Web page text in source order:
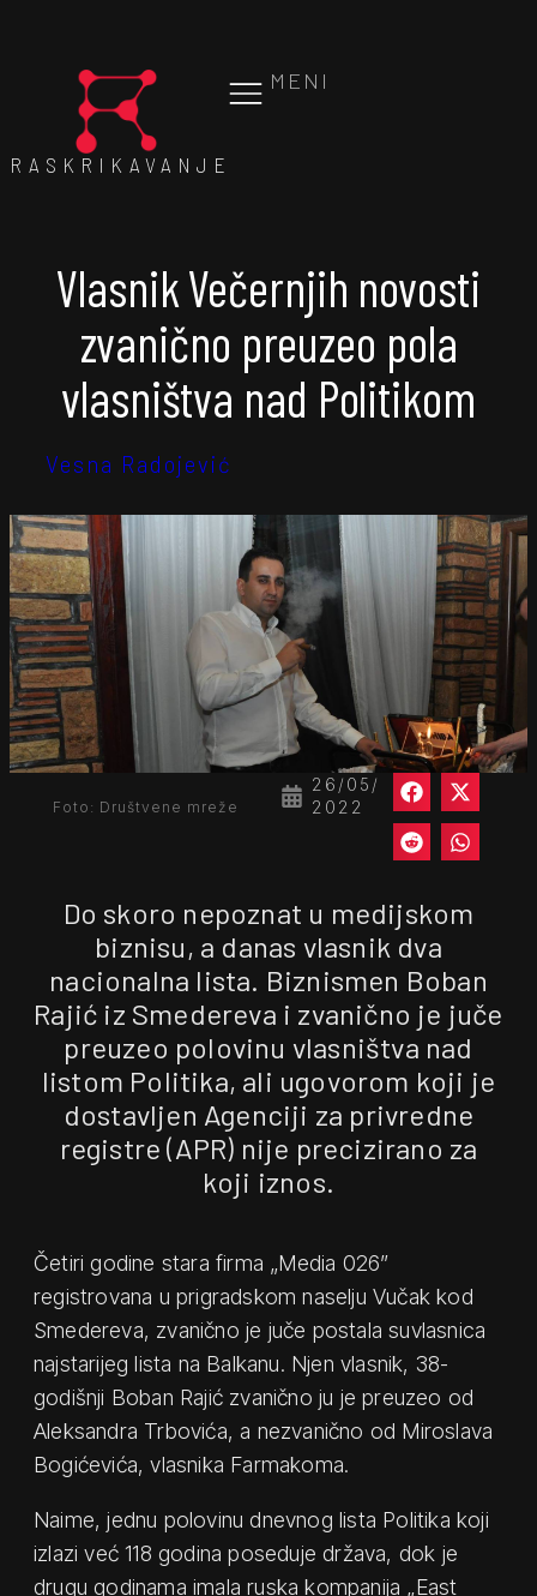
MENI
RASKRIKAVANJE
Vlasnik Večernjih novosti
zvanično preuzeo pola
vlasništva nad Politikom
Vesna Radojević
26/05/
2022
Foto: Društvene mreže
Do skoro nepoznat u medijskom
biznisu, a danas vlasnik dva
nacionalna lista. Biznismen Boban
Rajić iz Smedereva i zvanično je juče
preuzeo polovinu vlasništva nad
listom Politika, ali ugovorom koji je
dostavljen Agenciji za privredne
registre (APR) nije precizirano za
koji iznos.
Četiri godine stara firma „Media 026”
registrovana u prigradskom naselju Vučak kod
Smedereva, zvanično je juče postala suvlasnica
najstarijeg lista na Balkanu. Njen vlasnik, 38-
godišnji Boban Rajić zvanično ju je preuzeo od
Aleksandra Trbovića, a nezvanično od Miroslava
Bogićevića, vlasnika Farmakoma.
Naime, jednu polovinu dnevnog lista Politika koji
izlazi već 118 godina poseduje država, dok je
drugu godinama imala ruska kompanija „East